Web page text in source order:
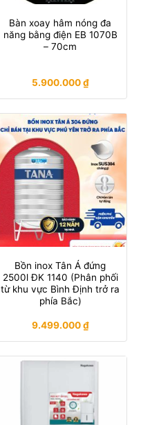
Bàn xoay hâm nóng đa
năng bằng điện EB 1070B
– 70cm
5.900.000₫
Bồn inox Tân Á đứng
2500l ĐK 1140 (Phân phối
từ khu vực Bình Định trở ra
phía Bắc)
9.499.000₫